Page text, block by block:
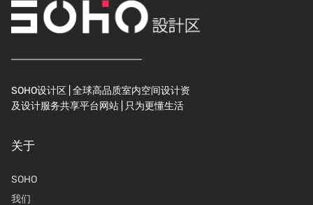
SOHO设计区 | 全球高品质室内空间设计资
及设计服务共享平台网站 | 只为更懂生活
关于
SOHO
我们